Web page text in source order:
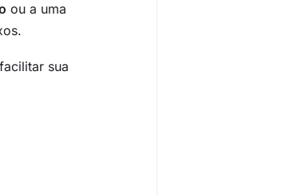
ou a uma
sua